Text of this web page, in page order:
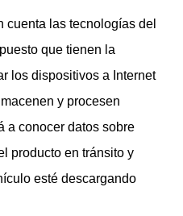
cuenta las tecnologías del
que tienen la
los dispositivos a Internet
y procesen
a conocer datos sobre
producto en tránsito y
esté descargando